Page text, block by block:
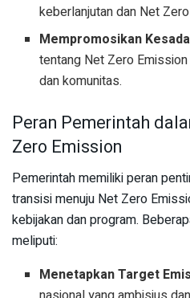
keberlanjutan dan Net
Mempromosikan
tentang Net Zero
dan komunitas.
Peran Pemerintah
Zero Emission
Pemerintah memiliki peran
transisi menuju Net Zero
kebijakan dan program.
meliputi:
Menetapkan Target